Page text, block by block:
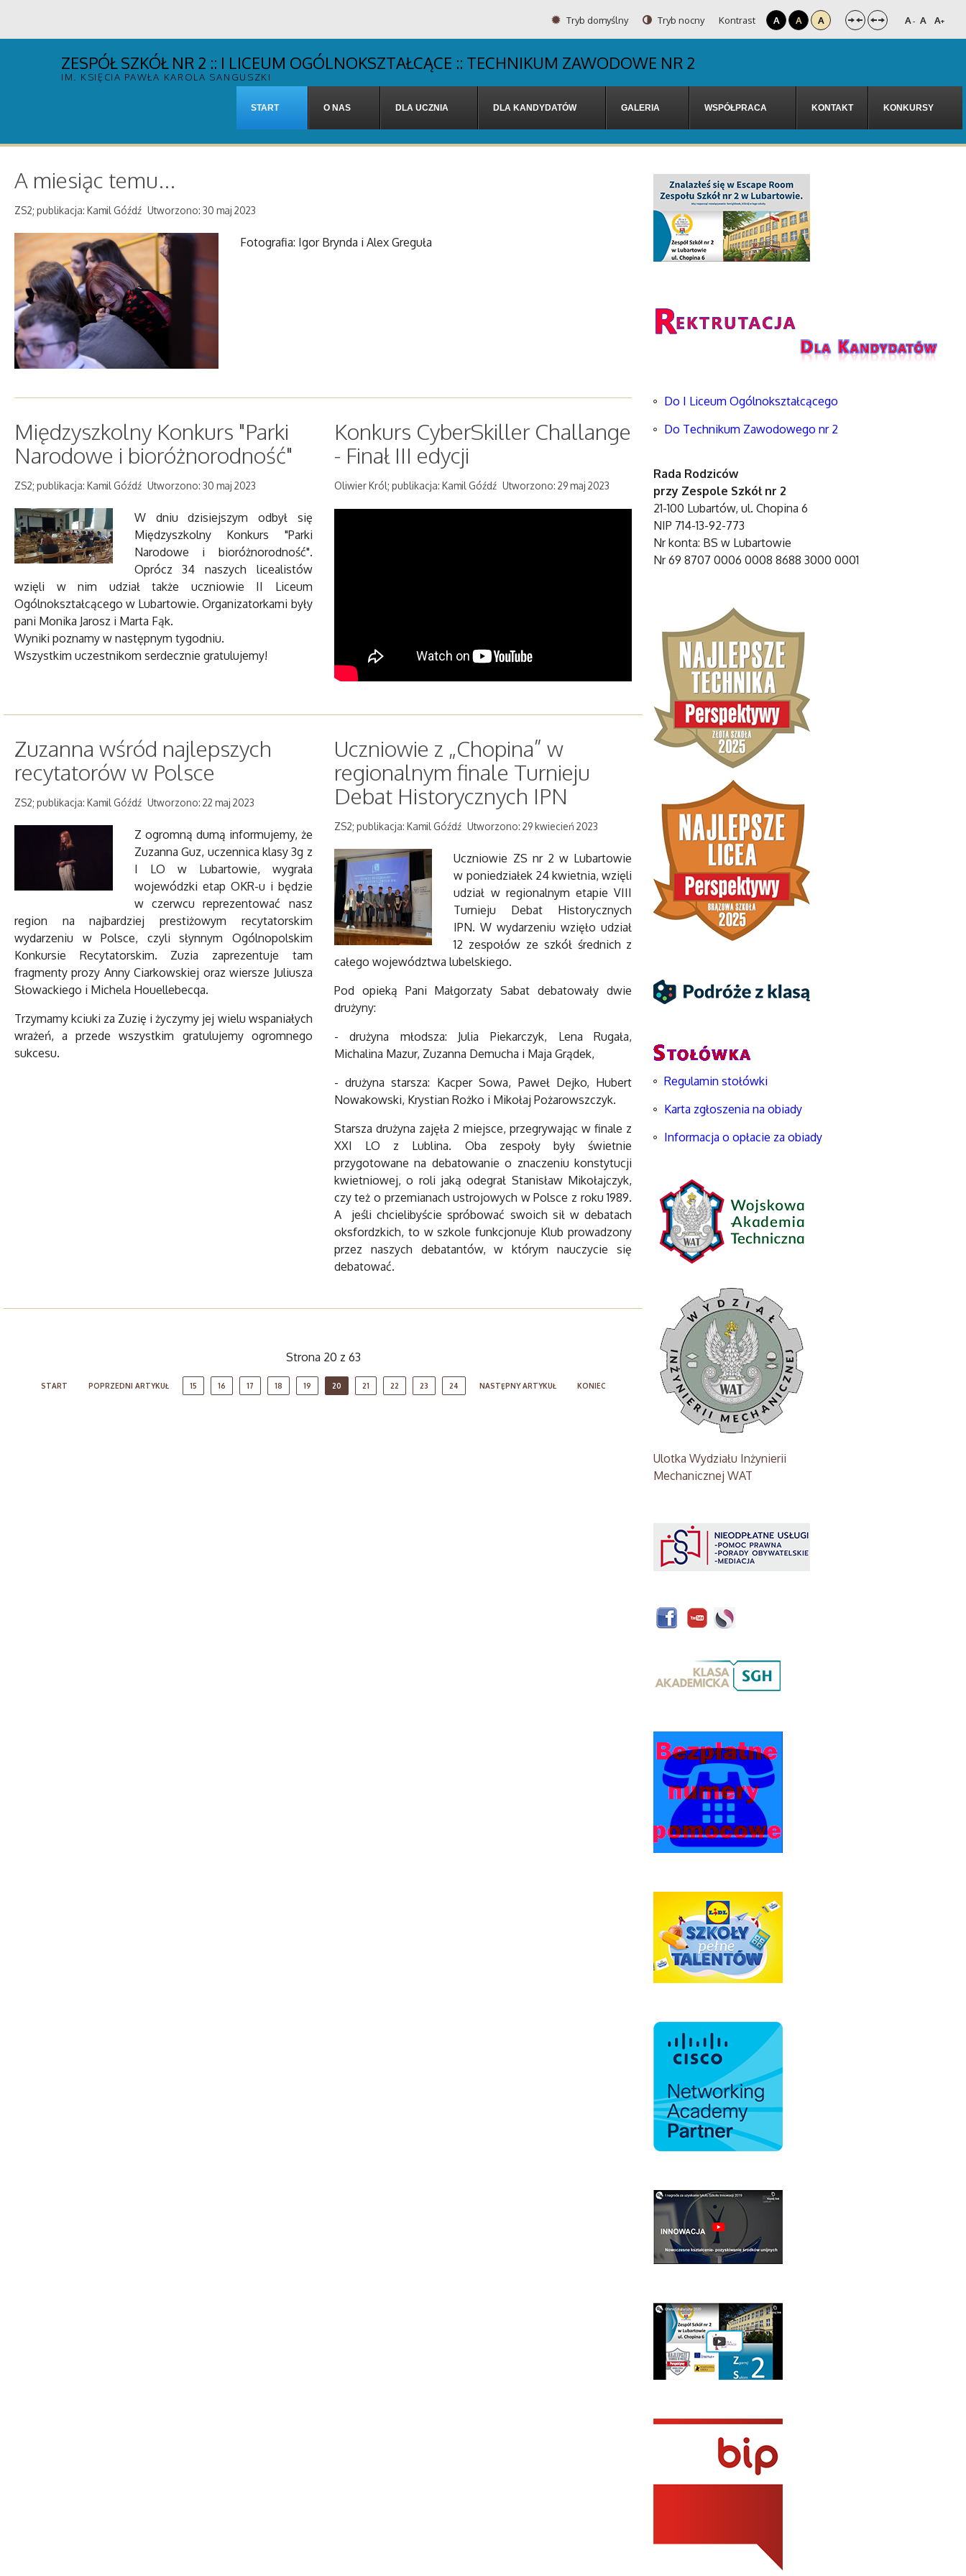
Tryb domyślny Tryb nocny Kontrast A A A A- A A+
ZESPÓŁ SZKÓŁ NR 2 :: I LICEUM OGÓLNOKSZTAŁCĄCE :: TECHNIKUM ZAWODOWE NR 2
IM. KSIĘCIA PAWŁA KAROLA SANGUSZKI
START O NAS DLA UCZNIA DLA KANDYDATÓW GALERIA WSPÓŁPRACA KONTAKT KONKURSY
A miesiąc temu...
ZS2; publikacja: Kamil Góźdź Utworzono: 30 maj 2023
Fotografia: Igor Brynda i Alex Greguła
Międzyszkolny Konkurs "Parki
Narodowe i bioróżnorodność"
ZS2; publikacja: Kamil Góźdź Utworzono: 30 maj 2023
W dniu dzisiejszym odbył się
Międzyszkolny Konkurs "Parki
Narodowe i bioróżnorodność".
Oprócz 34 naszych licealistów
wzięli w nim udział także uczniowie II Liceum
Ogólnokształcącego w Lubartowie. Organizatorkami były
pani Monika Jarosz i Marta Fąk.
Wyniki poznamy w następnym tygodniu.
Wszystkim uczestnikom serdecznie gratulujemy!
Konkurs CyberSkiller Challange
- Finał III edycji
Oliwier Król; publikacja: Kamil Góźdź Utworzono: 29 maj 2023
Zuzanna wśród najlepszych
recytatorów w Polsce
ZS2; publikacja: Kamil Góźdź Utworzono: 22 maj 2023
Z ogromną dumą informujemy, że
Zuzanna Guz, uczennica klasy 3g z
I LO w Lubartowie, wygrała
wojewódzki etap OKR-u i będzie
w czerwcu reprezentować nasz
region na najbardziej prestiżowym recytatorskim
wydarzeniu w Polsce, czyli słynnym Ogólnopolskim
Konkursie Recytatorskim. Zuzia zaprezentuje tam
fragmenty prozy Anny Ciarkowskiej oraz wiersze Juliusza
Słowackiego i Michela Houellebecqa.
Trzymamy kciuki za Zuzię i życzymy jej wielu wspaniałych
wrażeń, a przede wszystkim gratulujemy ogromnego
sukcesu.
Uczniowie z „Chopina” w
regionalnym finale Turnieju
Debat Historycznych IPN
ZS2; publikacja: Kamil Góźdź Utworzono: 29 kwiecień 2023
Uczniowie ZS nr 2 w Lubartowie
w poniedziałek 24 kwietnia, wzięli
udział w regionalnym etapie VIII
Turnieju Debat Historycznych
IPN. W wydarzeniu wzięło udział
12 zespołów ze szkół średnich z
całego województwa lubelskiego.
Pod opieką Pani Małgorzaty Sabat debatowały dwie
drużyny:
- drużyna młodsza: Julia Piekarczyk, Lena Rugała,
Michalina Mazur, Zuzanna Demucha i Maja Grądek,
- drużyna starsza: Kacper Sowa, Paweł Dejko, Hubert
Nowakowski, Krystian Rożko i Mikołaj Pożarowszczyk.
Starsza drużyna zajęła 2 miejsce, przegrywając w finale z
XXI LO z Lublina. Oba zespoły były świetnie
przygotowane na debatowanie o znaczeniu konstytucji
kwietniowej, o roli jaką odegrał Stanisław Mikołajczyk,
czy też o przemianach ustrojowych w Polsce z roku 1989.
A jeśli chcielibyście spróbować swoich sił w debatach
oksfordzkich, to w szkole funkcjonuje Klub prowadzony
przez naszych debatantów, w którym nauczycie się
debatować.
Strona 20 z 63
START POPRZEDNI ARTYKUŁ 15 16 17 18 19 20 21 22 23 24 NASTĘPNY ARTYKUŁ KONIEC
Do I Liceum Ogólnokształcącego
Do Technikum Zawodowego nr 2
Rada Rodziców
przy Zespole Szkół nr 2
21-100 Lubartów, ul. Chopina 6
NIP 714-13-92-773
Nr konta: BS w Lubartowie
Nr 69 8707 0006 0008 8688 3000 0001
Regulamin stołówki
Karta zgłoszenia na obiady
Informacja o opłacie za obiady
Ulotka Wydziału Inżynierii
Mechanicznej WAT